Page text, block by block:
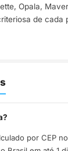
Opala,
de cada
por CEP